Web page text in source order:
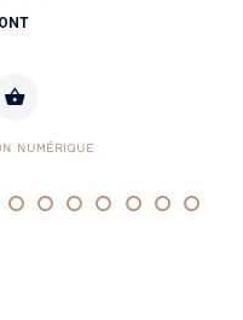
NUMÉRIQUE